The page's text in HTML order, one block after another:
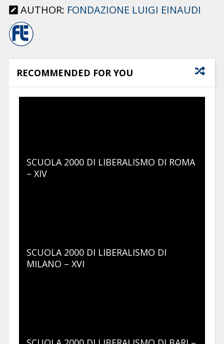
AUTHOR: FONDAZIONE LUIGI EINAUDI
RECOMMENDED FOR YOU
SCUOLA 2000 DI LIBERALISMO DI ROMA
– XIV
SCUOLA 2000 DI LIBERALISMO DI
MILANO – XVI